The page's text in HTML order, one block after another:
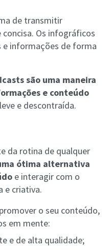
de transmitir
Os infográficos
e informações de forma
são uma maneira
e conteúdo
e descontraída.
da rotina de qualquer
ótima alternativa
e interagir com o
e criativa.
o seu conteúdo,
em mente:
e de alta qualidade;